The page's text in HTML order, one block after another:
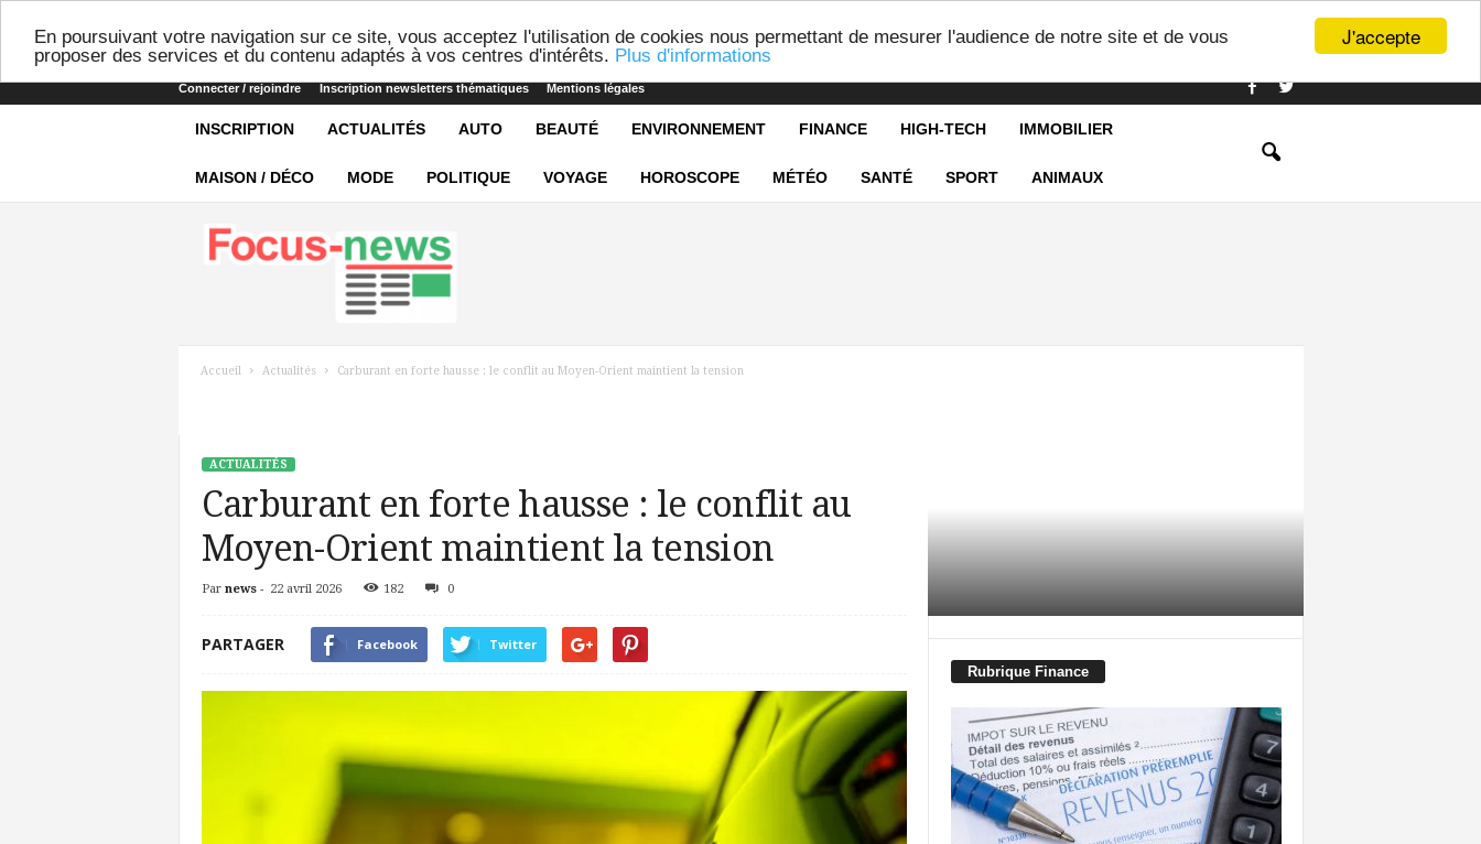
J'accepte
En poursuivant votre navigation sur ce site, vous acceptez l'utilisation de cookies nous permettant de mesurer l'audience de notre site et de vous
proposer des services et du contenu adaptés à vos centres d'intérêts. Plus d'informations
Connecter / rejoindre Inscription newsletters thématiques Mentions légales
INSCRIPTION ACTUALITÉS AUTO BEAUTÉ ENVIRONNEMENT FINANCE HIGH-TECH IMMOBILIER
MAISON / DÉCO MODE POLITIQUE VOYAGE HOROSCOPE MÉTÉO SANTÉ SPORT ANIMAUX
Accueil Actualités Carburant en forte hausse : le conflit au Moyen-Orient maintient la tension
ACTUALITÉS
Carburant en forte hausse : le conflit au
Moyen-Orient maintient la tension
Par news- 22 avril 2026 182 0
PARTAGER Facebook Twitter
Rubrique Finance